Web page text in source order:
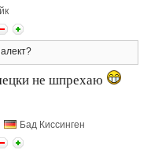
не шпрехаю
Бад Киссинген